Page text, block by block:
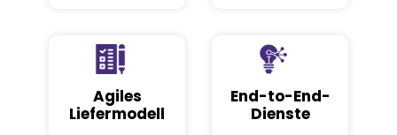
Agiles
Liefermodell
End-to-End-
Dienste